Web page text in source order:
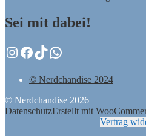
Sei mit dabei!
Instagram
Facebook
TikTok
WhatsApp
© Nerdchandise 2024
© Nerdchandise 2026
DatenschutzErstellt mit
Vertrag